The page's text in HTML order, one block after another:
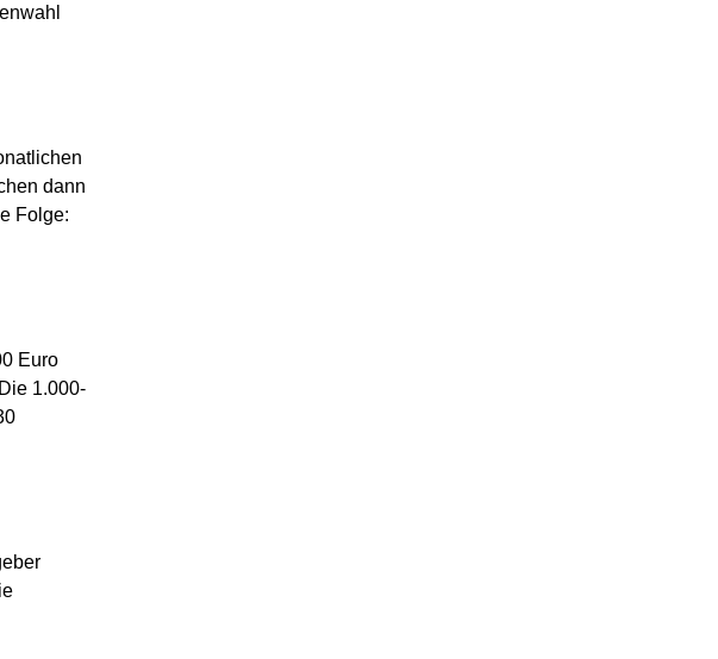
dann
Folge:
Euro
1.000-